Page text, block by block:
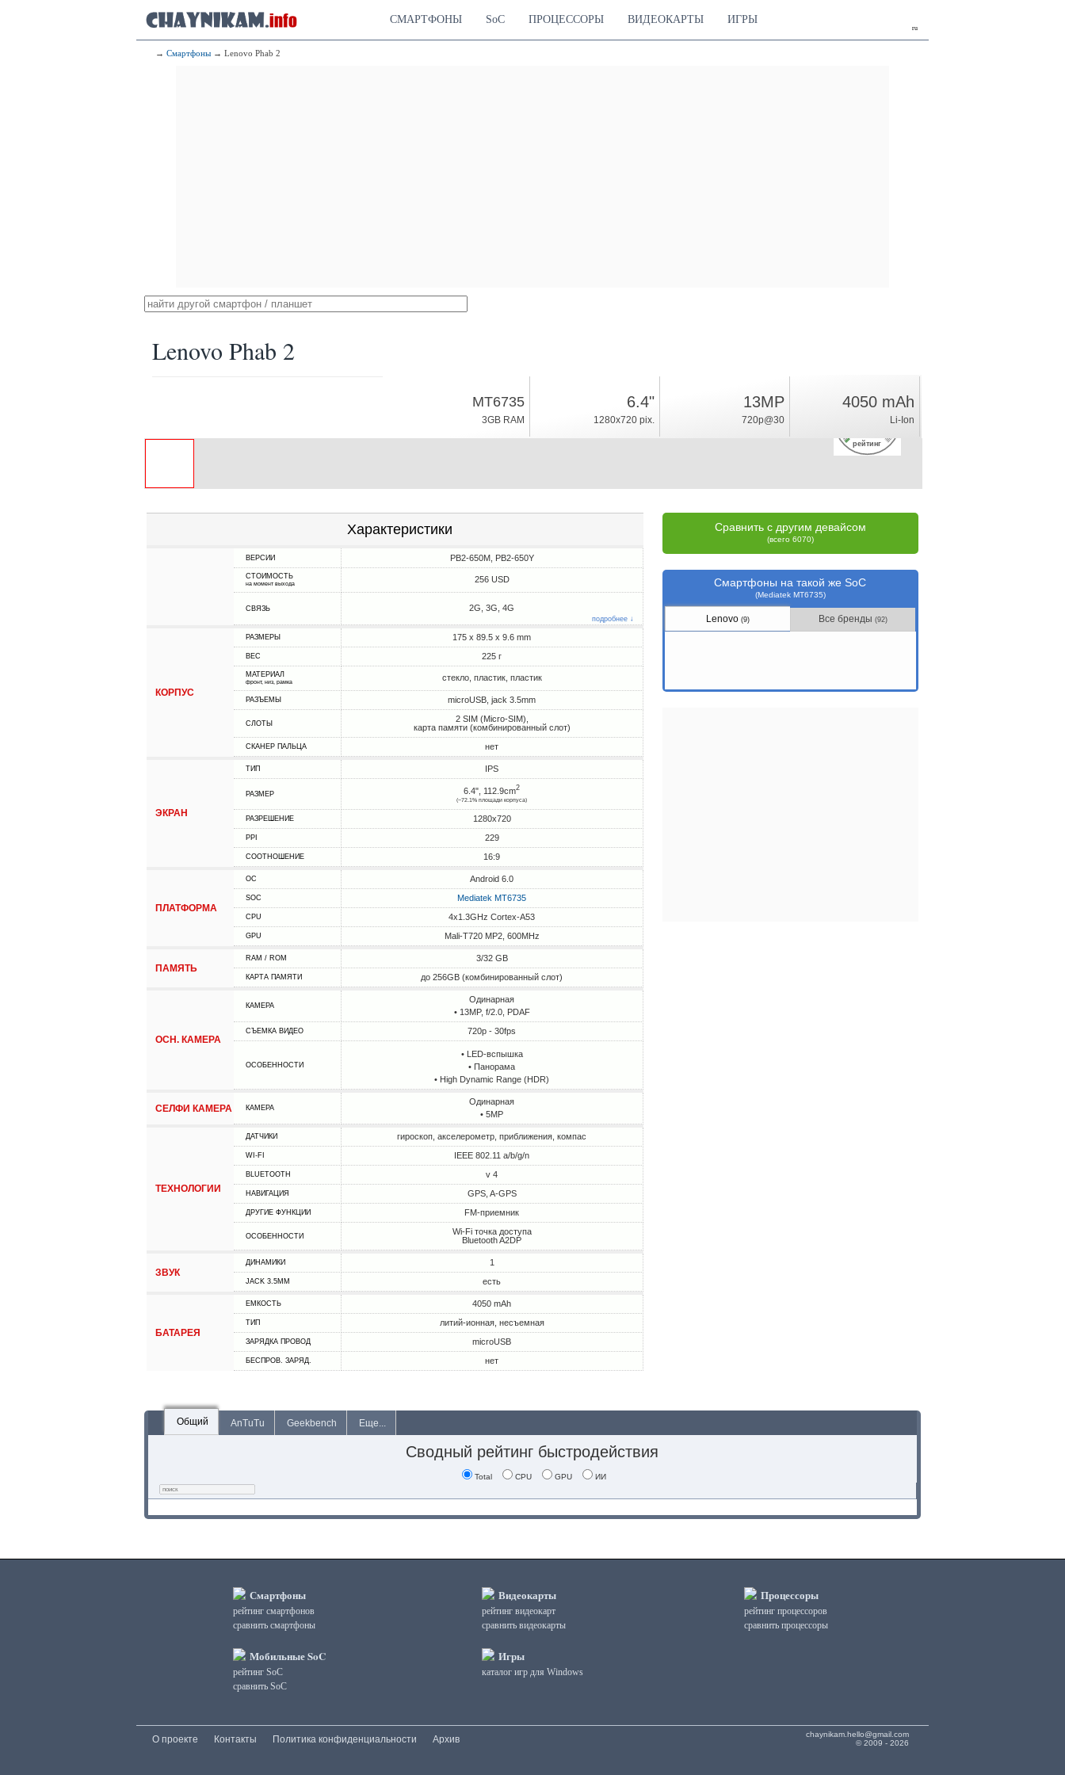
ru
СМАРТФОНЫ SoC ПРОЦЕССОРЫ ВИДЕОКАРТЫ ИГРЫ
→ Смартфоны → Lenovo Phab 2
Lenovo Phab 2
рейтинг
MT6735
3GB RAM
6.4"
1280x720 pix.
13MP
720p@30
4050 mAh
Li-Ion
Характеристики
ВЕРСИИ PB2-650M, PB2-650Y
СТОИМОСТЬ
на момент выхода 256 USD
СВЯЗЬ 2G, 3G, 4G
подробнее ↓
КОРПУС
РАЗМЕРЫ 175 x 89.5 x 9.6 mm
ВЕС 225 г
МАТЕРИАЛ
фронт, низ, рамка стекло, пластик, пластик
РАЗЪЕМЫ microUSB, jack 3.5mm
СЛОТЫ
2 SIM (Micro-SIM),
карта памяти (комбинированный слот)
СКАНЕР ПАЛЬЦА нет
ЭКРАН
ТИП IPS
РАЗМЕР 6.4", 112.9cm2
(~72.1% площади корпуса)
РАЗРЕШЕНИЕ 1280x720
PPI 229
СООТНОШЕНИЕ 16:9
ПЛАТФОРМА
ОС Android 6.0
SOC Mediatek MT6735
CPU 4x1.3GHz Cortex-A53
GPU Mali-T720 MP2, 600MHz
ПАМЯТЬ
RAM / ROM 3/32 GB
КАРТА ПАМЯТИ до 256GB (комбинированный слот)
ОСН. КАМЕРА
КАМЕРА
Одинарная
• 13MP, f/2.0, PDAF
СЪЕМКА ВИДЕО 720p - 30fps
ОСОБЕННОСТИ
• LED-вспышка
• Панорама
• High Dynamic Range (HDR)
СЕЛФИ КАМЕРА КАМЕРА
Одинарная
• 5MP
ТЕХНОЛОГИИ
ДАТЧИКИ гироскоп, акселерометр, приближения, компас
WI-FI IEEE 802.11 a/b/g/n
BLUETOOTH v 4
НАВИГАЦИЯ GPS, A-GPS
ДРУГИЕ ФУНКЦИИ FM-приемник
ОСОБЕННОСТИ
Wi-Fi точка доступа
Bluetooth A2DP
ЗВУК
ДИНАМИКИ 1
JACK 3.5MM есть
БАТАРЕЯ
ЕМКОСТЬ 4050 mAh
ТИП литий-ионная, несъемная
ЗАРЯДКА ПРОВОД microUSB
БЕСПРОВ. ЗАРЯД. нет
Сравнить с другим девайсом
(всего 6070)
Смартфоны на такой же SoC
(Mediatek MT6735)
Lenovo (9) Все бренды (92)
Общий AnTuTu Geekbench Еще...
Сводный рейтинг быстродействия
Total CPU GPU ИИ
Смартфоны
рейтинг смартфонов
сравнить смартфоны
Мобильные SoC
рейтинг SoC
сравнить SoC
Видеокарты
рейтинг видеокарт
сравнить видеокарты
Игры
каталог игр для Windows
Процессоры
рейтинг процессоров
сравнить процессоры
chaynikam.hello@gmail.com
© 2009 - 2026
О проекте Контакты Политика конфиденциальности Архив